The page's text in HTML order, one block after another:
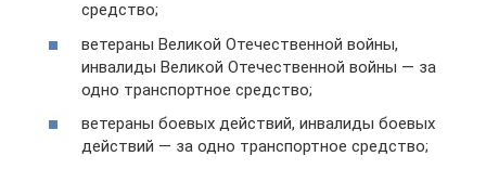
средство;
ветераны Великой Отечественной войны,
инвалиды Великой Отечественной войны — за
одно транспортное средство;
ветераны боевых действий, инвалиды боевых
действий — за одно транспортное средство;